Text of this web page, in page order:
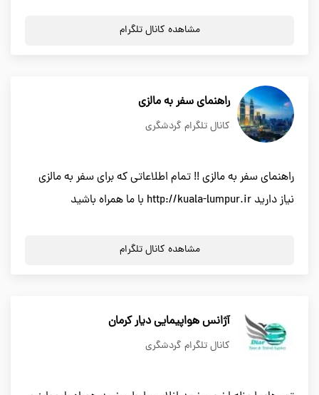
مشاهده کانال تلگرام
راهنمای سفر به مالزی
کانال تلگرام گردشگری
راهنمای سفر به مالزی !! تمام اطلاعاتی که برای سفر به مالزی
نیاز دارید http://kuala-lumpur.ir با ما همراه باشید
مشاهده کانال تلگرام
آژانس هواپیمایی دیار کرمان
کانال تلگرام گردشگری